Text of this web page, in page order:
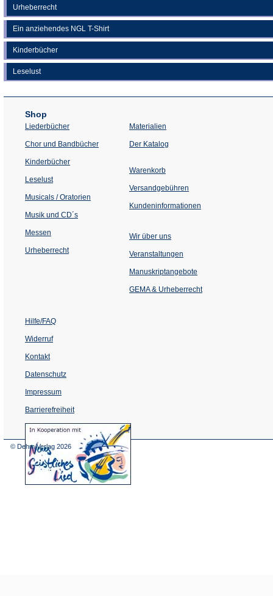
Urheberrecht
Ein anziehendes NGL T-Shirt
Kinderbücher
Leselust
Shop
Liederbücher
Chor und Bandbücher
Kinderbücher
Leselust
Musicals / Oratorien
Musik und CD´s
Messen
Urheberrecht
Materialien
Der Katalog
Warenkorb
Versandgebühren
Kundeninformationen
Wir über uns
Veranstaltungen
einem
Tab)
Manuskriptangebote
GEMA & Urheberrecht
Hilfe/FAQ
Widerruf
Kontakt
Datenschutz
Impressum
Barrierefreiheit
(Öffnet
in
© Dehm Verlag 2026